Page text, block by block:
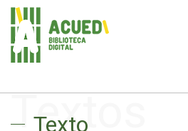
Textos
Texto